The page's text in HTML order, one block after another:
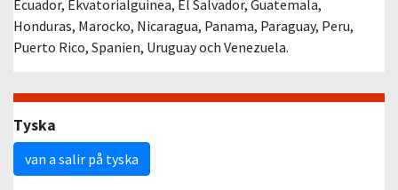
Ecuador, Ekvatorialguinea, El Salvador, Guatemala,
Honduras, Marocko, Nicaragua, Panama, Paraguay, Peru,
Puerto Rico, Spanien, Uruguay och Venezuela.
Tyska
van a salir på tyska